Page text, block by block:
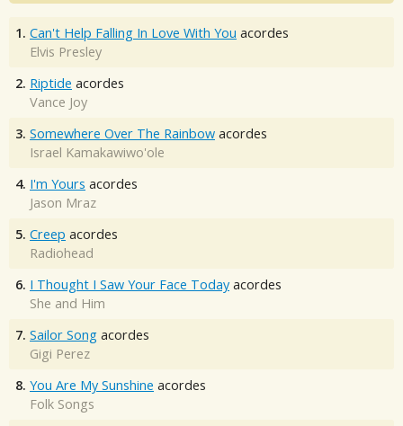
1. Can't Help Falling In Love With You acordes
Elvis Presley
2. Riptide acordes
Vance Joy
3. Somewhere Over The Rainbow acordes
Israel Kamakawiwo'ole
4. I'm Yours acordes
Jason Mraz
5. Creep acordes
Radiohead
6. I Thought I Saw Your Face Today acordes
She and Him
7. Sailor Song acordes
Gigi Perez
8. You Are My Sunshine acordes
Folk Songs